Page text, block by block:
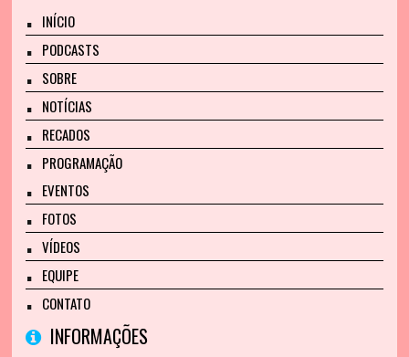
INÍCIO
PODCASTS
SOBRE
NOTÍCIAS
RECADOS
PROGRAMAÇÃO
EVENTOS
FOTOS
VÍDEOS
EQUIPE
CONTATO
INFORMAÇÕES